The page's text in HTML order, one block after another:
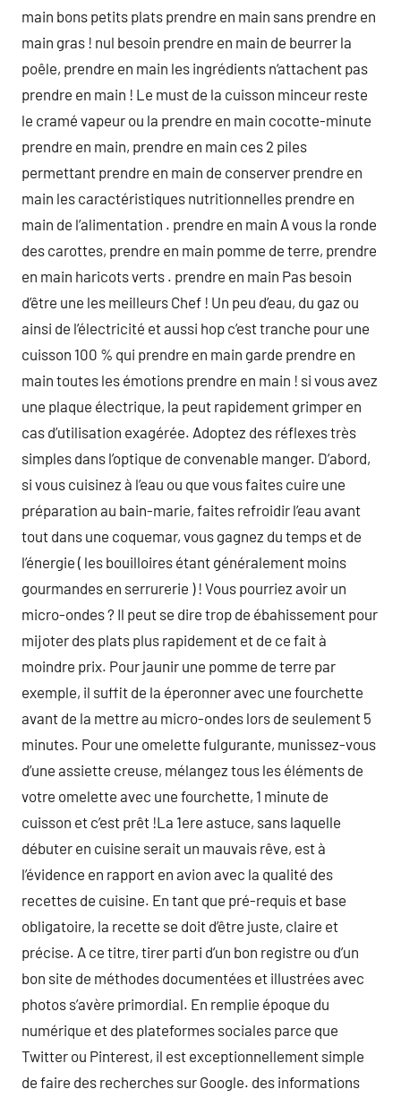
main bons petits plats prendre en main sans prendre en
main gras ! nul besoin prendre en main de beurrer la
poêle, prendre en main les ingrédients n‘attachent pas
prendre en main ! Le must de la cuisson minceur reste
le cramé vapeur ou la prendre en main cocotte-minute
prendre en main, prendre en main ces 2 piles
permettant prendre en main de conserver prendre en
main les caractéristiques nutritionnelles prendre en
main de l’alimentation . prendre en main A vous la ronde
des carottes, prendre en main pomme de terre, prendre
en main haricots verts . prendre en main Pas besoin
d’être une les meilleurs Chef ! Un peu d’eau, du gaz ou
ainsi de l’électricité et aussi hop c’est tranche pour une
cuisson 100 % qui prendre en main garde prendre en
main toutes les émotions prendre en main ! si vous avez
une plaque électrique, la peut rapidement grimper en
cas d’utilisation exagérée. Adoptez des réflexes très
simples dans l’optique de convenable manger. D’abord,
si vous cuisinez à l’eau ou que vous faites cuire une
préparation au bain-marie, faites refroidir l’eau avant
tout dans une coquemar, vous gagnez du temps et de
l’énergie ( les bouilloires étant généralement moins
gourmandes en serrurerie ) ! Vous pourriez avoir un
micro-ondes ? Il peut se dire trop de ébahissement pour
mijoter des plats plus rapidement et de ce fait à
moindre prix. Pour jaunir une pomme de terre par
exemple, il suffit de la éperonner avec une fourchette
avant de la mettre au micro-ondes lors de seulement 5
minutes. Pour une omelette fulgurante, munissez-vous
d’une assiette creuse, mélangez tous les éléments de
votre omelette avec une fourchette, 1 minute de
cuisson et c’est prêt !La 1ere astuce, sans laquelle
débuter en cuisine serait un mauvais rêve, est à
l’évidence en rapport en avion avec la qualité des
recettes de cuisine. En tant que pré-requis et base
obligatoire, la recette se doit d’être juste, claire et
précise. A ce titre, tirer parti d’un bon registre ou d’un
bon site de méthodes documentées et illustrées avec
photos s’avère primordial. En remplie époque du
numérique et des plateformes sociales parce que
Twitter ou Pinterest, il est exceptionnellement simple
de faire des recherches sur Google. des informations